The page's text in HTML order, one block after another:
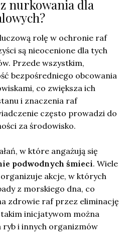
nurkowania dla
rolę w ochronie raf
są nieocenione dla tych
Przede wszystkim,
bezpośredniego obcowania
co zwiększa ich
i znaczenia raf
często prowadzi do
za środowisko.
w które angażują się
podwodnych śmieci. Wiele
akcje, w których
z morskiego dna, co
zdrowie raf przez eliminację
inicjatywom można
i innych organizmów